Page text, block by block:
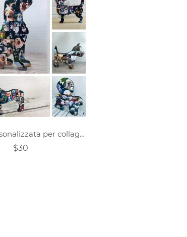
Cornice personalizzata per collage di foto per animali domestici per la decorazione domestica
$30